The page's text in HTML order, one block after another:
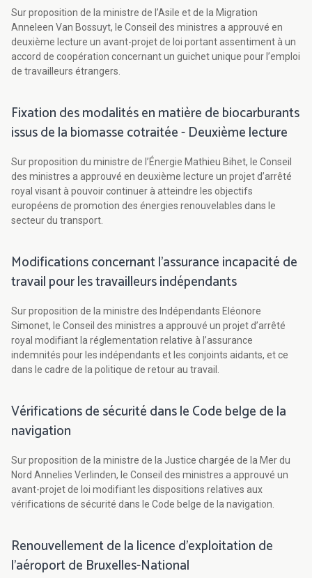
Sur proposition de la ministre de l’Asile et de la Migration
Anneleen Van Bossuyt, le Conseil des ministres a approuvé en
deuxième lecture un avant-projet de loi portant assentiment à un
accord de coopération concernant un guichet unique pour l’emploi
de travailleurs étrangers.
Fixation des modalités en matière de biocarburants
issus de la biomasse cotraitée - Deuxième lecture
Sur proposition du ministre de l’Énergie Mathieu Bihet, le Conseil
des ministres a approuvé en deuxième lecture un projet d’arrêté
royal visant à pouvoir continuer à atteindre les objectifs
européens de promotion des énergies renouvelables dans le
secteur du transport.
Modifications concernant l’assurance incapacité de
travail pour les travailleurs indépendants
Sur proposition de la ministre des Indépendants Eléonore
Simonet, le Conseil des ministres a approuvé un projet d’arrêté
royal modifiant la réglementation relative à l’assurance
indemnités pour les indépendants et les conjoints aidants, et ce
dans le cadre de la politique de retour au travail.
Vérifications de sécurité dans le Code belge de la
navigation
Sur proposition de la ministre de la Justice chargée de la Mer du
Nord Annelies Verlinden, le Conseil des ministres a approuvé un
avant-projet de loi modifiant les dispositions relatives aux
vérifications de sécurité dans le Code belge de la navigation.
Renouvellement de la licence d’exploitation de
l’aéroport de Bruxelles-National